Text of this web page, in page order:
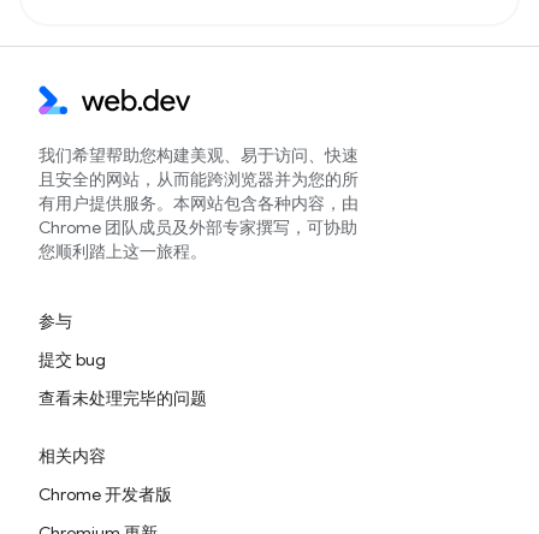
我们希望帮助您构建美观、易于访问、快速
且安全的网站，从而能跨浏览器并为您的所
有用户提供服务。本网站包含各种内容，由
Chrome 团队成员及外部专家撰写，可协助
您顺利踏上这一旅程。
参与
提交 bug
查看未处理完毕的问题
相关内容
Chrome 开发者版